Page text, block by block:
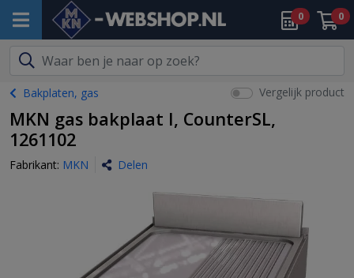
0 0
Bakplaten, gas Vergelijk product
MKN gas bakplaat I, CounterSL,
1261102
Fabrikant: MKN Delen